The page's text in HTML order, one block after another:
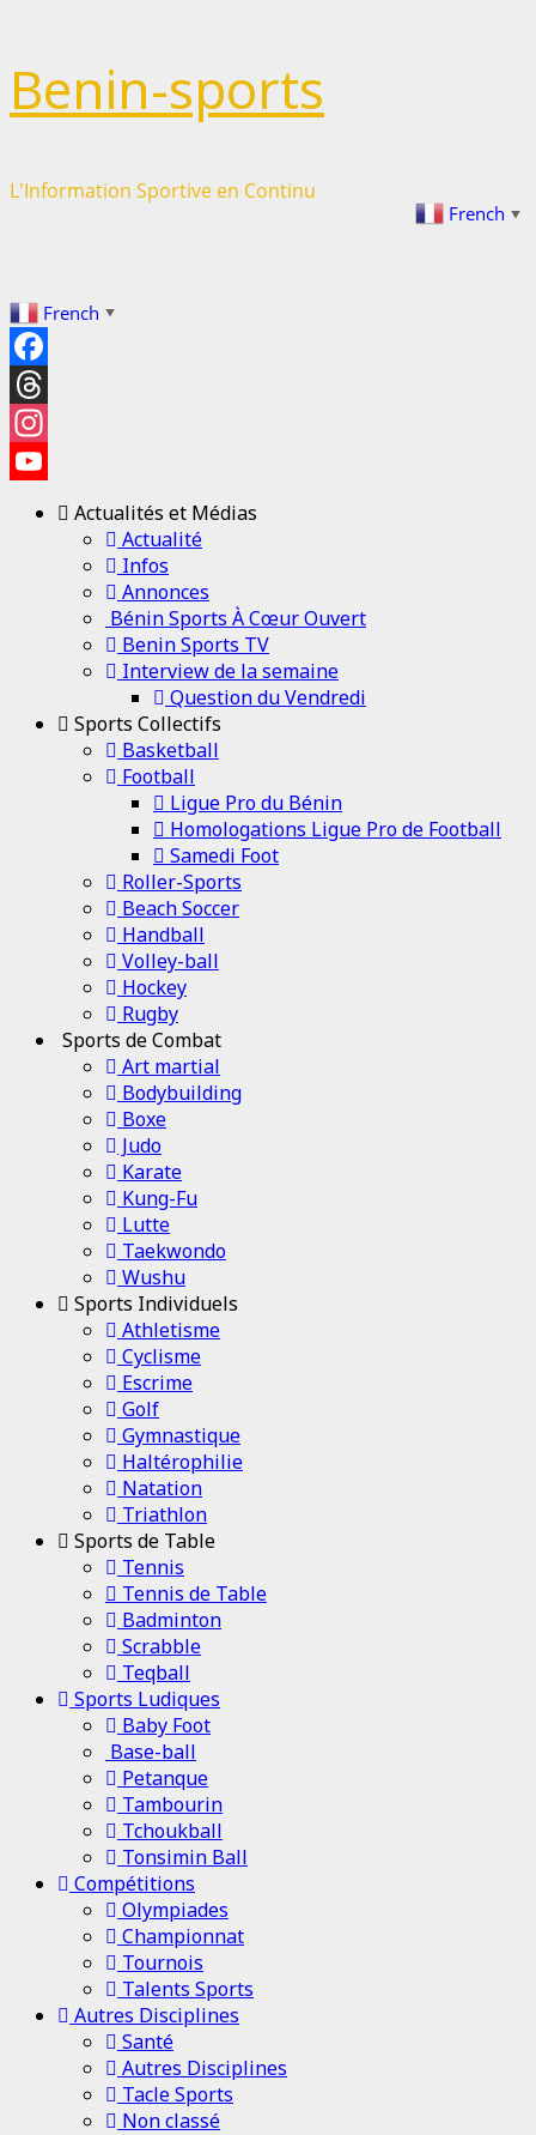
au
contenu
Benin-sports
L'Information Sportive en Continu
French ▼
French ▼
Facebook
Threads
Instagram
YouTube
Channel
Actualités et Médias
Actualité
Infos
Annonces
Bénin Sports À Cœur Ouvert
Benin Sports TV
Interview de la semaine
Question du Vendredi
Sports Collectifs
Basketball
Football
Ligue Pro du Bénin
Homologations Ligue Pro de Football
Samedi Foot
Roller-Sports
Beach Soccer
Handball
Volley-ball
Hockey
Rugby
Sports de Combat
Art martial
Bodybuilding
Boxe
Judo
Karate
Kung-Fu
Lutte
Taekwondo
Wushu
Sports Individuels
Athletisme
Cyclisme
Escrime
Golf
Gymnastique
Haltérophilie
Natation
Triathlon
Sports de Table
Tennis
Tennis de Table
Badminton
Scrabble
Teqball
Sports Ludiques
Baby Foot
Base-ball
Petanque
Tambourin
Tchoukball
Tonsimin Ball
Compétitions
Olympiades
Championnat
Tournois
Talents Sports
Autres Disciplines
Santé
Autres Disciplines
Tacle Sports
Non classé